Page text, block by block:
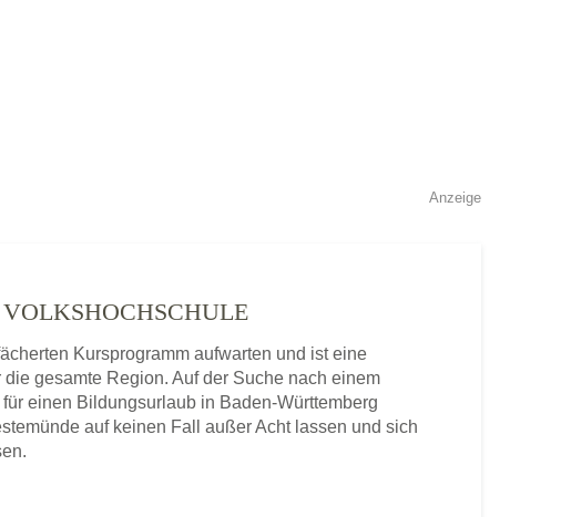
Anzeige
Kursprogramm aufwarten und ist eine
gesamte Region. Auf der Suche nach einem
einen Bildungsurlaub in Baden-Württemberg
auf keinen Fall außer Acht lassen und sich